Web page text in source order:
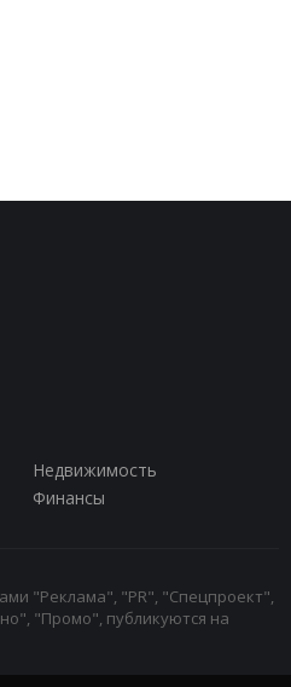
Недвижимость
Финансы
"Реклама", "PR", "Спецпроект",
"Промо", публикуются на